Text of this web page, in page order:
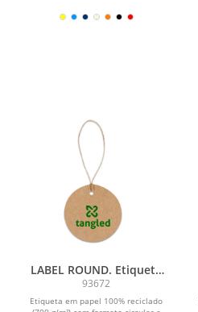
LABEL ROUND. Etiqueta
em papel 100% reciclado
(700 g/m²) com formato
93672
Etiqueta em papel 100% reciclado